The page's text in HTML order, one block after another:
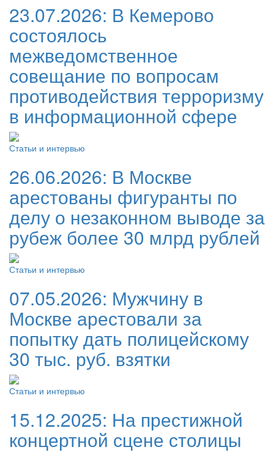
23.07.2026: В Кемерово
состоялось
межведомственное
совещание по вопросам
противодействия терроризму
в информационной сфере
Статьи и интервью
26.06.2026: В Москве
арестованы фигуранты по
делу о незаконном выводе за
рубеж более 30 млрд рублей
Статьи и интервью
07.05.2026: Мужчину в
Москве арестовали за
попытку дать полицейскому
30 тыс. руб. взятки
Статьи и интервью
15.12.2025: На престижной
концертной сцене столицы